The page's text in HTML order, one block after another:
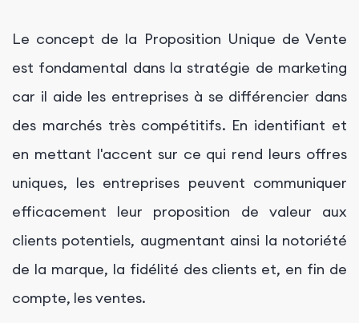
Le concept de la Proposition Unique de Vente
est fondamental dans la stratégie de marketing
car il aide les entreprises à se différencier dans
des marchés très compétitifs. En identifiant et
en mettant l'accent sur ce qui rend leurs offres
uniques, les entreprises peuvent communiquer
efficacement leur proposition de valeur aux
clients potentiels, augmentant ainsi la notoriété
de la marque, la fidélité des clients et, en fin de
compte, les ventes.